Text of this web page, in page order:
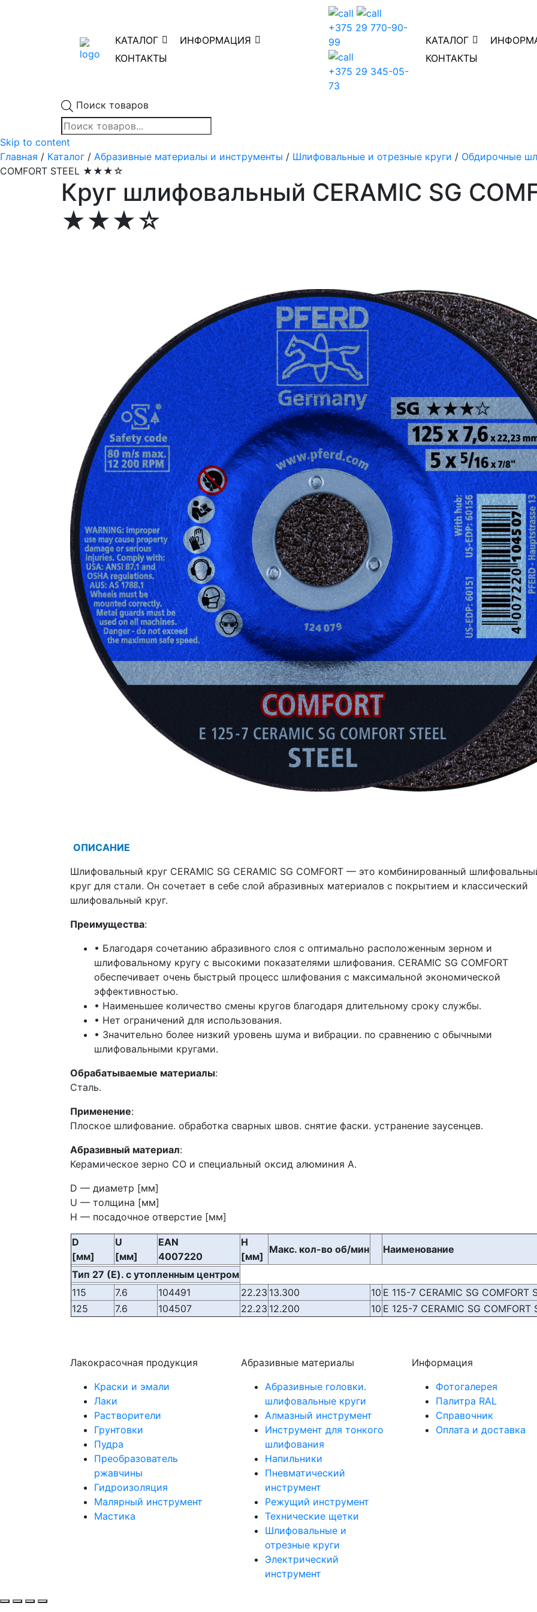
КАТАЛОГ
ИНФОРМАЦИЯ
КОНТАКТЫ
+375 29 770-90-
99
+375 29 345-05-
73
КАТАЛОГ
КОНТАКТЫ
Поиск товаров
Skip to content
Главная / Каталог / Абразивные материалы и инструменты / Шлифовальные и отрезные круги / Обдирочные
COMFORT STEEL ★★★☆
Круг шлифовальный CERAMIC SG
★★★☆
ОПИСАНИЕ
Шлифовальный круг CERAMIC SG CERAMIC SG COMFORT — это комбинированный
круг для стали. Он сочетает в себе слой абразивных материалов с покрытием и классический
шлифовальный круг.
Преимущества:
• Благодаря сочетанию абразивного слоя с оптимально расположенным зерном и
шлифовальному кругу с высокими показателями шлифования. CERAMIC SG COMFORT
обеспечивает очень быстрый процесс шлифования с максимальной экономической
эффективностью.
• Наименьшее количество смены кругов благодаря длительному сроку службы.
• Нет ограничений для использования.
• Значительно более низкий уровень шума и вибрации. по сравнению с обычными
шлифовальными кругами.
Обрабатываемые материалы:
Сталь.
Применение:
Плоское шлифование. обработка сварных швов. снятие фаски. устранение заусенцев.
Абразивный материал:
Керамическое зерно СО и специальный оксид алюминия А.
D — диаметр [мм]
U — толщина [мм]
H — посадочное отверстие [мм]
D
[мм]
U
[мм]
EAN
4007220
H
[мм]
Макс. кол-во об/мин Наименование
Тип 27 (E). с утопленным центром
115
7.6 104491 22.23 13.300 10 E 115-7 CERAMIC SG COMFORT
125
7.6 104507 22.23 12.200 10 E 125-7 CERAMIC SG COMFORT
Лакокрасочная продукция
Краски и эмали
Лаки
Растворители
Грунтовки
Пудра
Преобразователь
ржавчины
Гидроизоляция
Малярный инструмент
Мастика
Абразивные материалы
Абразивные головки.
шлифовальные круги
Алмазный инструмент
Инструмент для тонкого
шлифования
Напильники
Пневматический
инструмент
Режущий инструмент
Технические щетки
Шлифовальные и
отрезные круги
Электрический
инструмент
Информация
Фотогалерея
Палитра RAL
Справочник
Оплата и доставка